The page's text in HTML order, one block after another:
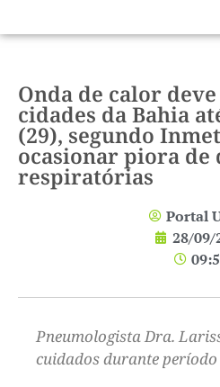
Onda de calor
cidades da Bahia
(29), segundo
ocasionar piora de
respiratórias
Portal
28/09/
Pneumologista Dra.
cuidados durante período